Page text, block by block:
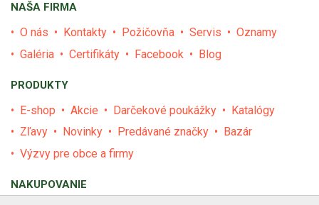
NAŠA FIRMA
O nás Kontakty Požičovňa Servis
Oznamy
Galéria
Certifikáty Facebook Blog
PRODUKTY
E-shop Akcie Darčekové poukážky
Katalógy
Zľavy
Novinky Predávané značky
Bazár
Výzvy pre obce a firmy
NAKUPOVANIE